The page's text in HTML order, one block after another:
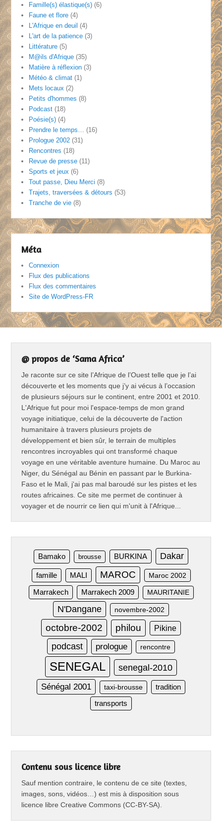
Famille(s) élastique(s) (6)
Faune et flore (4)
L'Afrique en deuil (4)
L'art de la patience (3)
Littérature (5)
M@ils d'Afrique (35)
Matière à réflexion (3)
Météo & climat (1)
Mets locaux (2)
Petits d'hommes (8)
Podcast (18)
Poésie(s) (4)
Prendre le temps… (16)
Prologue 2002 (31)
Rencontres (18)
Revue de presse (11)
Sports et jeux (6)
Tout passe, Dieu Merci (8)
Trajets, traversées & détours (53)
Tranche de vie (8)
Méta
Connexion
Flux des publications
Flux des commentaires
Site de WordPress-FR
@ propos de ‘Sama Africa’
Je raconte sur ce site l’Afrique de l’Ouest telle que je l’ai
découverte et les moments que j’y ai vécus à l’occasion
de plusieurs séjours sur le continent, entre 2001 et 2010.
L'Afrique fut pour moi l'espace-temps de mon grand
voyage initiatique, celui de la découverte de l'action
humanitaire à travers plusieurs projets de
développement et bien sûr, le terrain de multiples
rencontres incroyables qui ont transformé chaque
voyage en une véritable aventure humaine. Du Maroc au
Niger, du Sénégal au Bénin en passant par le Burkina-
Faso et le Mali, j'ai pas mal baroudé sur les pistes et les
routes africaines. Ce site me permet de continuer à
voyager et de nourrir ce lien qui m'unit à l'Afrique...
Bamako brousse BURKINA Dakar
famille MALI MAROC Maroc 2002
Marrakech Marrakech 2009 MAURITANIE
N'Dangane novembre-2002
octobre-2002 philou Pikine
podcast prologue rencontre
SENEGAL senegal-2010
Sénégal 2001 taxi-brousse tradition
transports
Contenu sous licence libre
Sauf mention contraire, le contenu de ce site (textes,
images, sons, vidéos…) est mis à disposition sous
licence libre Creative Commons (CC-BY-SA).